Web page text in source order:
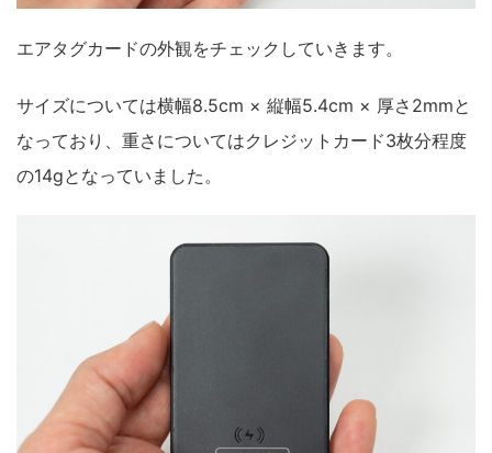
エアタグカードの外観をチェックしていきます。
サイズについては横幅8.5cm × 縦幅5.4cm × 厚さ2mmと
なっており、重さについてはクレジットカード3枚分程度
の14gとなっていました。